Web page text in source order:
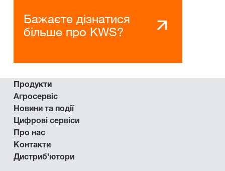
Бажаєте дізнатися
більше про KWS?
Продукти
Агросервіс
Новини та події
Цифрові сервіси
Про нас
Контакти
Дистриб’ютори